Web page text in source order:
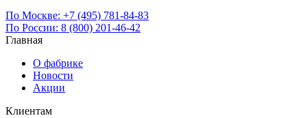
По Москве: +7 (495) 781-84-83
По России: 8 (800) 201-46-42
Главная
О фабрике
Новости
Акции
Клиентам